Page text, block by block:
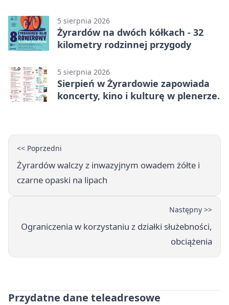
5 sierpnia 2026
Żyrardów na dwóch kółkach - 32
kilometry rodzinnej przygody
5 sierpnia 2026
Sierpień w Żyrardowie zapowiada
koncerty, kino i kulturę w plenerze.
<< Poprzedni
Żyrardów walczy z inwazyjnym owadem żółte i
czarne opaski na lipach
Następny >>
Ograniczenia w korzystaniu z działki służebności,
obciążenia
Przydatne dane teleadresowe